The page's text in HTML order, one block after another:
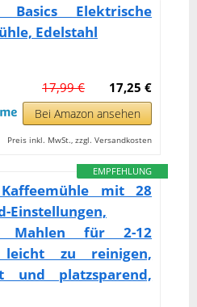
Basics Elektrische
Edelstahl
17,25 €
17,99 €
Bei Amazon ansehen
Preis inkl. MwSt., zzgl. Versandkosten
EMPFEHLUNG
mit 28
Einstellungen,
Mahlen für 2-12
leicht zu reinigen,
und platzsparend,